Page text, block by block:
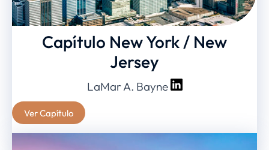
Capítulo New York / New
Jersey
LaMar A. Bayne
Ver Capítulo